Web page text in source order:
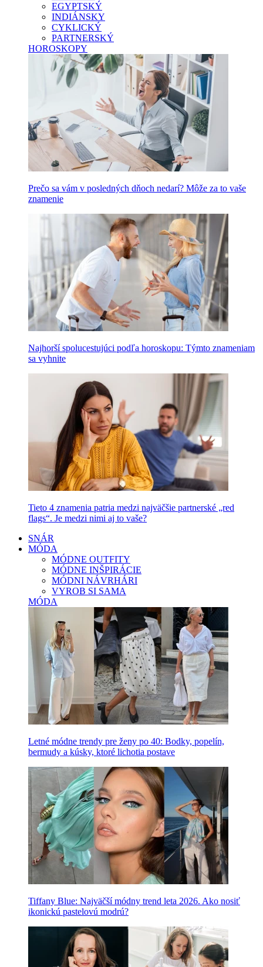
EGYPTSKÝ
INDIÁNSKY
CYKLICKÝ
PARTNERSKÝ
HOROSKOPY
Prečo sa vám v posledných dňoch nedarí? Môže za to vaše
znamenie
Najhorší spolucestujúci podľa horoskopu: Týmto znameniam
sa vyhnite
Tieto 4 znamenia patria medzi najväčšie partnerské „red
flags“. Je medzi nimi aj to vaše?
SNÁR
MÓDA
MÓDNE OUTFITY
MÓDNE INŠPIRÁCIE
MÓDNI NÁVRHÁRI
VYROB SI SAMA
MÓDA
Letné módne trendy pre ženy po 40: Bodky, popelín,
bermudy a kúsky, ktoré lichotia postave
Tiffany Blue: Najväčší módny trend leta 2026. Ako nosiť
ikonickú pastelovú modrú?